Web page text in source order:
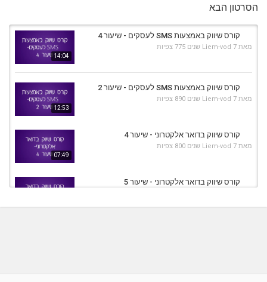
הסרטון הבא
14:04
קורס שיווק באמצעות SMS לעסקים - שיעור 4
מאת Liem-vod 7 שנים 775 צפיות
12:53
קורס שיווק באמצעות SMS לעסקים - שיעור 2
מאת Liem-vod 7 שנים 890 צפיות
07:49
קורס שיווק בדואר אלקטרוני - שיעור 4
מאת Liem-vod 7 שנים 800 צפיות
קורס שיווק בדואר אלקטרוני - שיעור 5